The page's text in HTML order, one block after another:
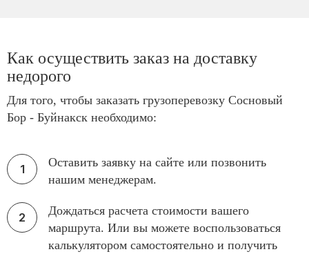
Как осуществить заказ на доставку
недорого
Для того, чтобы заказать грузоперевозку Сосновый
Бор - Буйнакск необходимо:
Оставить заявку на сайте или позвонить
нашим менеджерам.
Дождаться расчета стоимости вашего
маршрута. Или вы можете воспользоваться
калькулятором самостоятельно и получить